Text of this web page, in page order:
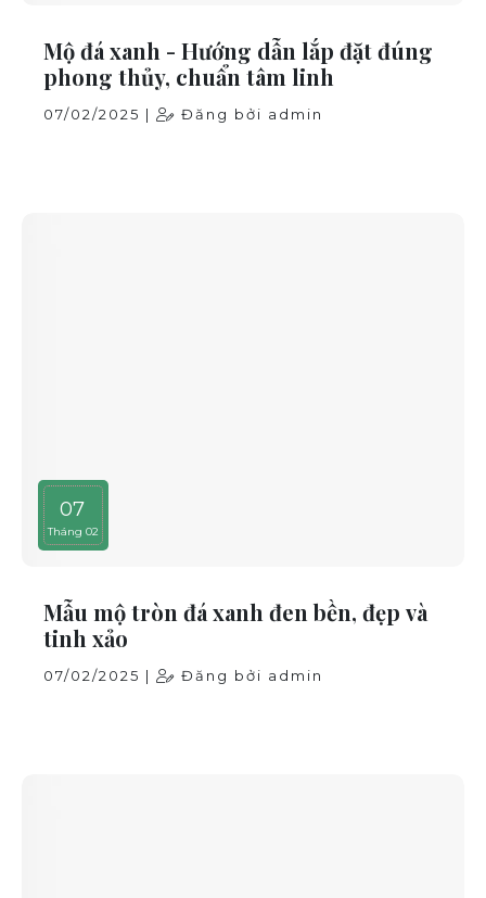
Mộ đá xanh - Hướng dẫn lắp đặt đúng
phong thủy, chuẩn tâm linh
07/02/2025 | Đăng bởi admin
07
Tháng 02
Mẫu mộ tròn đá xanh đen bền, đẹp và
tinh xảo
07/02/2025 | Đăng bởi admin